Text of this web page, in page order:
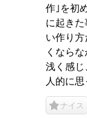
作｣を初
に起き
い作り
くなら
浅く感じ
人的に思
ナイス